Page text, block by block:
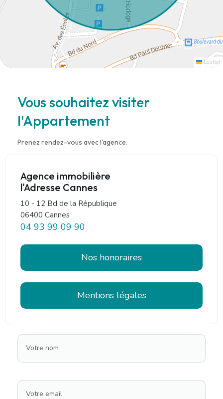
Leaflet
Vous souhaitez visiter
l'Appartement
Prenez rendez-vous avec l'agence.
Agence immobilière
l'Adresse Cannes
10 - 12 Bd de la République
06400 Cannes
04 93 99 09 90
Nos honoraires
Mentions légales
Votre nom
Votre email